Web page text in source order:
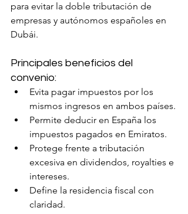
para evitar la doble tributación de
empresas y autónomos españoles en
Dubái.
Principales beneficios del
convenio:
Evita pagar impuestos por los
mismos ingresos en ambos países.
Permite deducir en España los
impuestos pagados en Emiratos.
Protege frente a tributación
excesiva en dividendos, royalties e
intereses.
Define la residencia fiscal con
claridad.